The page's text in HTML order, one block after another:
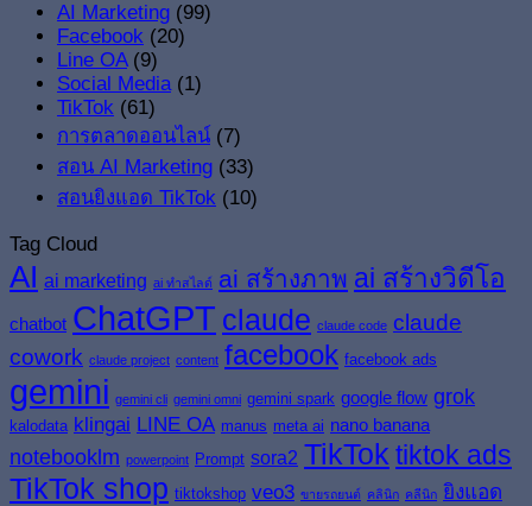
AI Marketing (99)
Facebook (20)
Line OA(9)
Social Media(1)
TikTok (61)
การตลาดออนไลน์ (7)
สอน AI Marketing (33)
สอนยิงแอด TikTok (10)
Tag Cloud
AI ai marketing ai ทำสไลด์ ai สร้างภาพ ai สร้างวิดีโอ
chatbot ChatGPT claude claude code claude
cowork claude project content facebook facebook ads
gemini gemini cli gemini omni gemini spark google flow grok
kalodata klingai LINE OA manus meta ai nano banana
notebooklm powerpoint Prompt sora2 TikTok tiktok ads
TikTok shop tiktokshop veo3 ขายรถยนต์ คลินิก คลีนิก ยิงแอด